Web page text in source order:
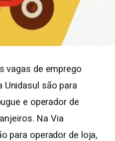
vagas de emprego
Unidasul são para
e operador de
Na Via
para operador de loja,